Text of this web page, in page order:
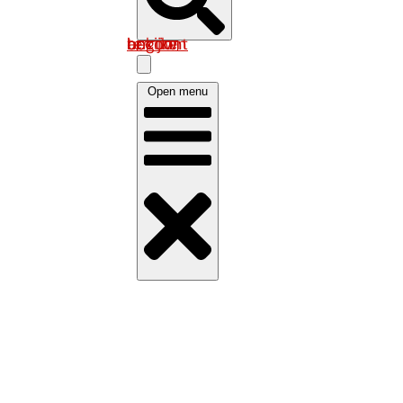
Log in om uw account te bekijken
Open menu